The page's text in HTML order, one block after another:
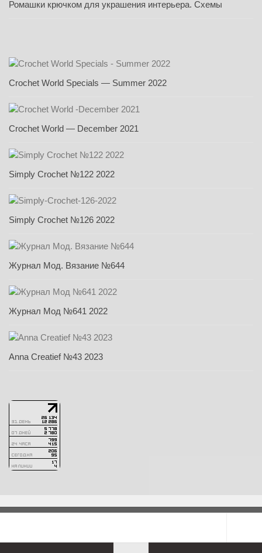
Ромашки крючком для украшения интерьера. Схемы
Crochet World Specials — Summer 2022
Crochet World — December 2021
Simply Crochet №122 2022
Simply Crochet №126 2022
Журнал Мод. Вязание №644
Журнал Мод №641 2022
Anna Creatief №43 2023